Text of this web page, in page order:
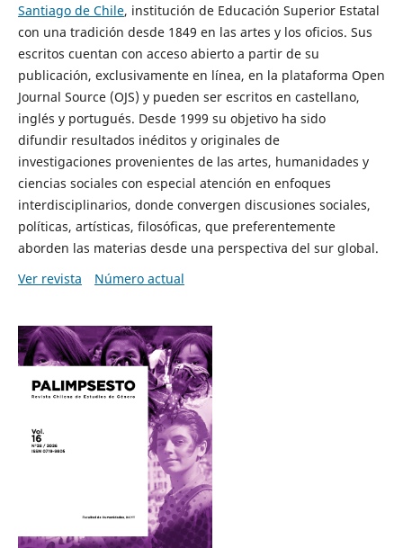
Santiago de Chile, institución de Educación Superior Estatal
con una tradición desde 1849 en las artes y los oficios. Sus
escritos cuentan con acceso abierto a partir de su
publicación, exclusivamente en línea, en la plataforma Open
Journal Source (OJS) y pueden ser escritos en castellano,
inglés y portugués. Desde 1999 su objetivo ha sido
difundir resultados inéditos y originales de
investigaciones provenientes de las artes, humanidades y
ciencias sociales con especial atención en enfoques
interdisciplinarios, donde convergen discusiones sociales,
políticas, artísticas, filosóficas, que preferentemente
aborden las materias desde una perspectiva del sur global.
Ver revista
Número actual